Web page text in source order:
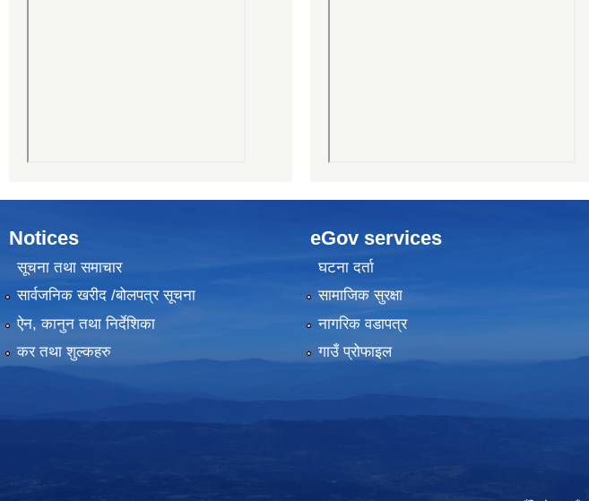
Notices
सूचना तथा समाचार
सार्वजनिक खरीद /बोलपत्र सूचना
ऐन, कानुन तथा निर्देशिका
कर तथा शुल्कहरु
eGov services
घटना दर्ता
सामाजिक सुरक्षा
नागरिक वडापत्र
गाउँ प्रोफाइल